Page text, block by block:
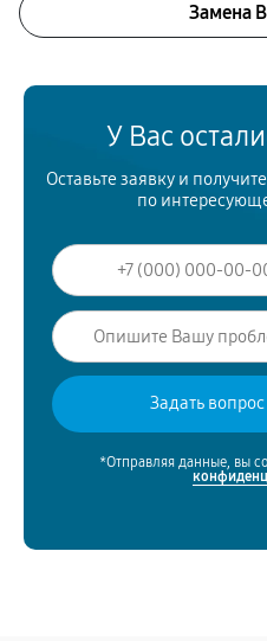
Замена
У Вас
Оставьте заявку и
по
*Отправляя данные, вы